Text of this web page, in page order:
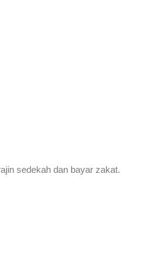
sedekah dan bayar zakat.